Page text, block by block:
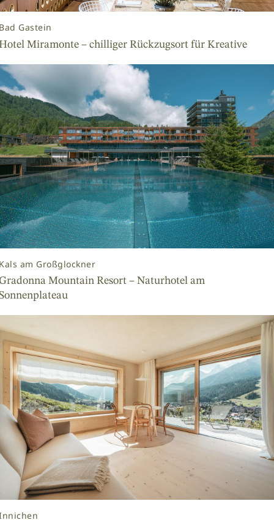
Gastein
Miramonte – chilliger Rückzugsort für Kreative
am Großglockner
Mountain Resort – Naturhotel am